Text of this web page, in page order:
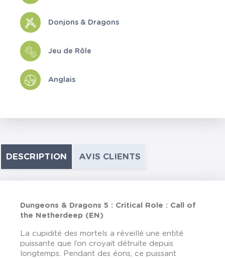
Donjons & Dragons
Jeu de Rôle
Anglais
DESCRIPTION AVIS CLIENTS
Dungeons & Dragons 5 : Critical Role : Call of
the Netherdeep (EN)
La cupidité des mortels a réveillé une entité
puissante que l’on croyait détruite depuis
longtemps. Pendant des éons, ce puissant